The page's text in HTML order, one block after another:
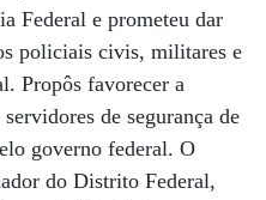
Federal e prometeu dar
policiais civis, militares e
Propôs favorecer a
de segurança de
governo federal. O
do Distrito Federal,